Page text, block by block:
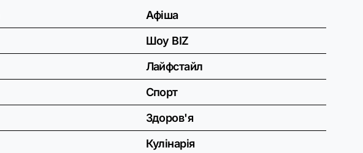
Афіша
Шоу BIZ
Лайфстайл
Спорт
Здоров'я
Кулінарія